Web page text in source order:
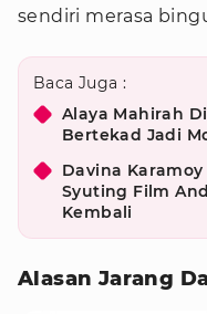
sendiri merasa
Baca Juga :
Alaya Mahirah
Bertekad Jadi
Davina
Syuting Film
Kembali
Alasan Jarang